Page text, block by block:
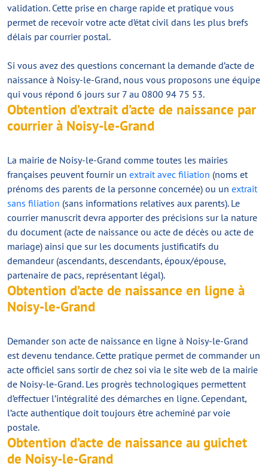
validation. Cette prise en charge rapide et pratique vous
permet de recevoir votre acte d’état civil dans les plus brefs
délais par courrier postal.
Si vous avez des questions concernant la demande d’acte de
naissance à Noisy-le-Grand, nous vous proposons une équipe
qui vous répond 6 jours sur 7 au 0800 94 75 53.
Obtention d’extrait d’acte de naissance par
courrier à Noisy-le-Grand
La mairie de Noisy-le-Grand comme toutes les mairies
françaises peuvent fournir un extrait avec filiation (noms et
prénoms des parents de la personne concernée) ou un extrait
sans filiation (sans informations relatives aux parents). Le
courrier manuscrit devra apporter des précisions sur la nature
du document (acte de naissance ou acte de décès ou acte de
mariage) ainsi que sur les documents justificatifs du
demandeur (ascendants, descendants, époux/épouse,
partenaire de pacs, représentant légal).
Obtention d’acte de naissance en ligne à
Noisy-le-Grand
Demander son acte de naissance en ligne à Noisy-le-Grand
est devenu tendance. Cette pratique permet de commander un
acte officiel sans sortir de chez soi via le site web de la mairie
de Noisy-le-Grand. Les progrès technologiques permettent
d’effectuer l’intégralité des démarches en ligne. Cependant,
l’acte authentique doit toujours être acheminé par voie
postale.
Obtention d’acte de naissance au guichet
de Noisy-le-Grand